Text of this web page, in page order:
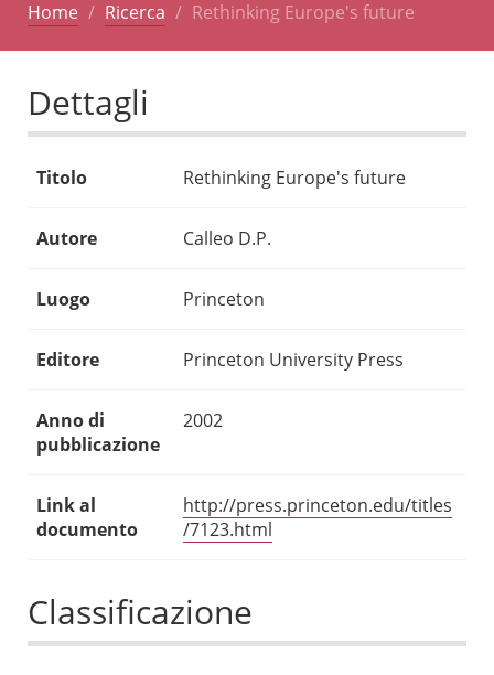
Home Ricerca Rethinking Europe's future
Dettagli
Titolo Rethinking Europe's future
Autore Calleo D.P.
Luogo Princeton
Editore Princeton University Press
Anno di
pubblicazione
2002
Link al
documento
http://press.princeton.edu/titles
/7123.html
Classificazione